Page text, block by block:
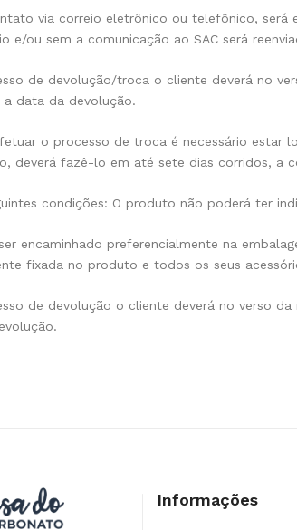
via correio eletrônico ou telefônico, será
e/ou sem a comunicação ao SAC será
de devolução/troca o cliente deverá no
a data da devolução.
o processo de troca é necessário
deverá fazê-lo em até sete dias corridos, a
condições: O produto não poderá ter
encaminhado preferencialmente na
fixada no produto e todos os seus
de devolução o cliente deverá no verso
Informações